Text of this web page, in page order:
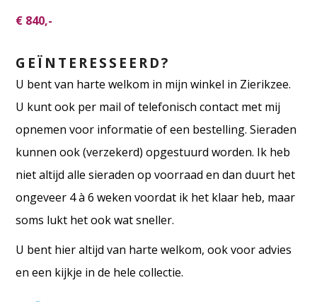
€ 840,-
GEÏNTERESSEERD?
U bent van harte welkom in mijn winkel in Zierikzee.
U kunt ook per mail of telefonisch contact met mij
opnemen voor informatie of een bestelling. Sieraden
kunnen ook (verzekerd) opgestuurd worden. Ik heb
niet altijd alle sieraden op voorraad en dan duurt het
ongeveer 4 à 6 weken voordat ik het klaar heb, maar
soms lukt het ook wat sneller.
U bent hier altijd van harte welkom, ook voor advies
en een kijkje in de hele collectie.